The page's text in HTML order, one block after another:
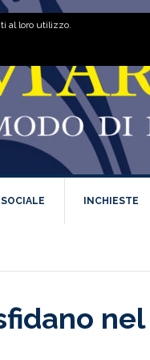
SOCIALE INCHIESTE
nel
al loro utilizzo.